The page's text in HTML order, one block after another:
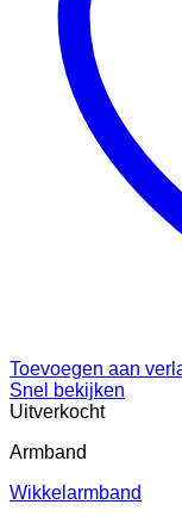
Toevoegen aan
Snel bekijken
Uitverkocht
Armband
Wikkelarmband